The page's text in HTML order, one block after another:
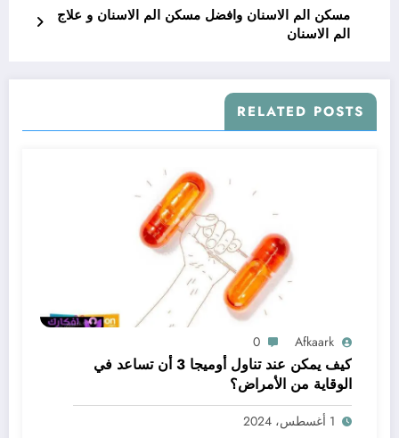
مسكن الم الاسنان وافضل مسكن الم الاسنان و علاج
الم الاسنان
RELATED POSTS
Afkaark
0
كيف يمكن عند تناول أوميجا 3 أن تساعد في
الوقاية من الأمراض؟
1 أغسطس، 2024